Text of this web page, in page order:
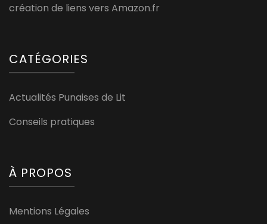
création de liens vers Amazon.fr
CATÉGORIES
Actualités Punaises de Lit
Conseils pratiques
À PROPOS
Mentions Légales